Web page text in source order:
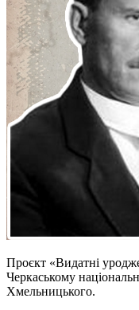
Проєкт «Видатні
Черкаському
Хмельницького.